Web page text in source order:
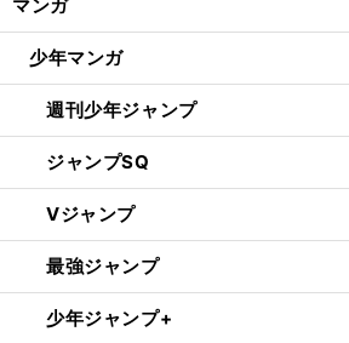
マンガ
少年マンガ
週刊少年ジャンプ
ジャンプSQ
Vジャンプ
最強ジャンプ
少年ジャンプ+